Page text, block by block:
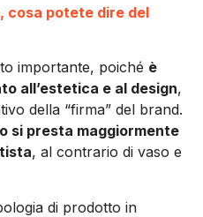
cosa potete dire del
importante, poiché è
all’estetica e al design,
della “firma” del brand.
si presta maggiormente
, al contrario di vaso e
di prodotto in